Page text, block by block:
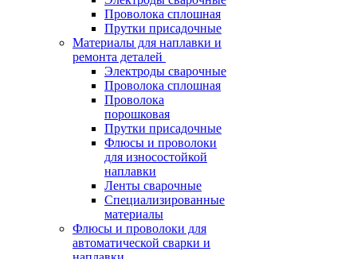
Проволока сплошная
Прутки присадочные
Материалы для наплавки и
ремонта деталей
Электроды сварочные
Проволока сплошная
Проволока
порошковая
Прутки присадочные
Флюсы и проволоки
для износостойкой
наплавки
Ленты сварочные
Специализированные
материалы
Флюсы и проволоки для
автоматической сварки и